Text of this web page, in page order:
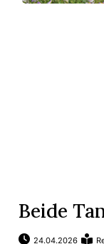
Beide
24.04.2026